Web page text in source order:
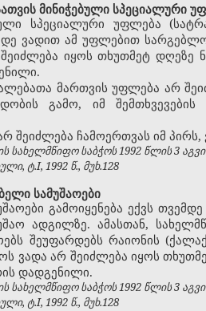
მინიჭებული სპეციალური
სპეციალური უფლება
ვადით ამ უფლებით
შეიძლება იყოს თხუთმეტ
მართვის უფლება არ
გამო, იმ
შეიძლება ჩამოერთვას იმ
სახელმწიფო საბჭოს 1992 წლის 3
ტ.I, 1992 წ., მუხ.128
სამუშაოები
გამოიყენება ექვს
ადგილზე. ამასთან,
შეუფარდებს რაიონის
ვადა არ შეიძლება იყოს
დადგენილი.
სახელმწიფო საბჭოს 1992 წლის 3
ტ.I, 1992 წ., მუხ.128